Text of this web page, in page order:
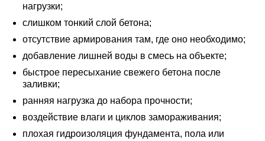
нагрузки;
слишком тонкий слой бетона;
отсутствие армирования там, где оно необходимо;
добавление лишней воды в смесь на объекте;
быстрое пересыхание свежего бетона после
заливки;
ранняя нагрузка до набора прочности;
воздействие влаги и циклов замораживания;
плохая гидроизоляция фундамента, пола или